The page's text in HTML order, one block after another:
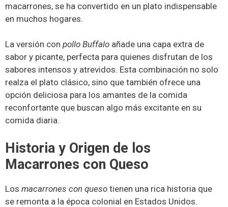
macarrones, se ha convertido en un plato indispensable
en muchos hogares.
La versión con pollo Buffalo añade una capa extra de
sabor y picante, perfecta para quienes disfrutan de los
sabores intensos y atrevidos. Esta combinación no solo
realza el plato clásico, sino que también ofrece una
opción deliciosa para los amantes de la comida
reconfortante que buscan algo más excitante en su
comida diaria.
Historia y Origen de los
Macarrones con Queso
Los macarrones con queso tienen una rica historia que
se remonta a la época colonial en Estados Unidos.